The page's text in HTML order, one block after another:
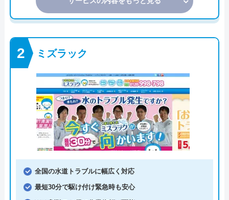
ミズラック
全国の水道トラブルに幅広く対応
最短30分で駆け付け緊急時も安心